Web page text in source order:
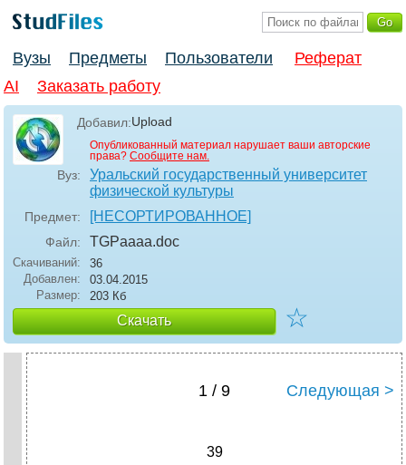
Вузы Предметы Пользователи
Реферат
AI
Заказать работу
Добавил:Upload
Опубликованный материал нарушает ваши авторские
права? Сообщите нам.
Вуз:
Уральский государственный университет
физической культуры
Предмет: [НЕСОРТИРОВАННОЕ]
Файл: TGPaaaa.doc
Скачиваний:
36
Добавлен:
03.04.2015
Размер:
203 Кб
Скачать ☆
1 / 9 Следующая >
39